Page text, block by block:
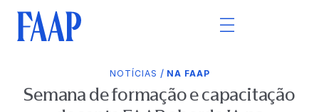
NOTÍCIAS / NA FAAP
Semana de formação e capacitação